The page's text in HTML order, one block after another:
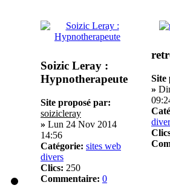
Soizic Leray :
Hypnotherapeute
Site proposé par:
soizicleray
» Lun 24 Nov 2014
14:56
Catégorie: sites web
divers
Clics: 250
Commentaire: 0
Site
»